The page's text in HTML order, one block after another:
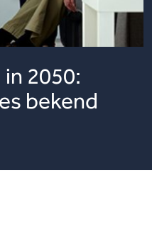
2050:
bekend